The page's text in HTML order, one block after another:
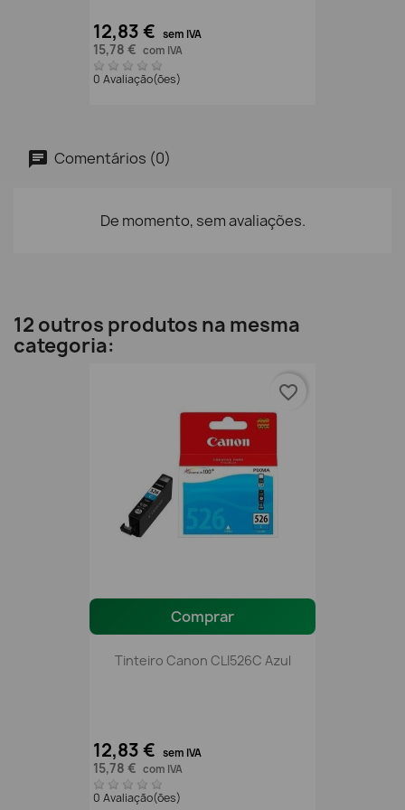
12,83 € sem IVA
15,78 € com IVA
0 Avaliação(ões)
Comentários (0)
De momento, sem avaliações.
12 outros produtos na mesma
categoria:
Comprar
Tinteiro Canon CLI526C Azul
12,83 € sem IVA
15,78 € com IVA
0 Avaliação(ões)
favorite_border